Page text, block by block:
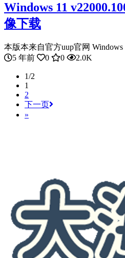
Windows 11
像下载
本版本来自官方uup官网 Windows
5 年前
0 0 2.0K
1/2
1
2
下一页
»